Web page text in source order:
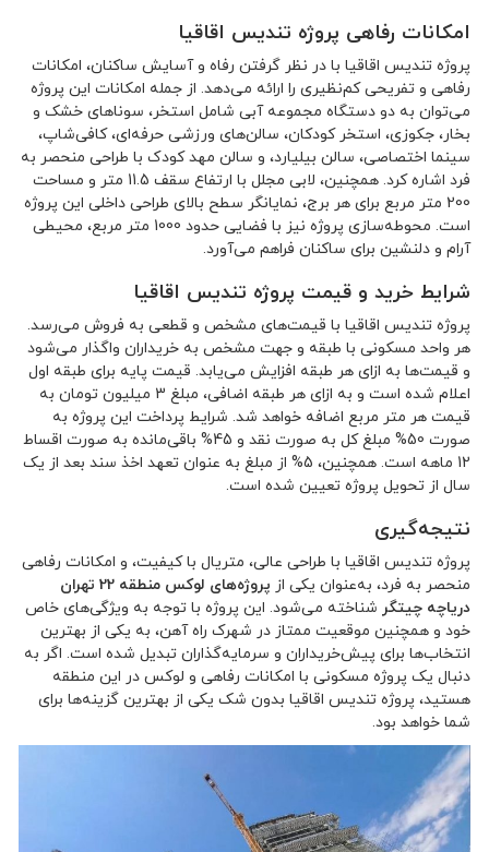
امکانات رفاهی پروژه تندیس اقاقیا
پروژه تندیس اقاقیا با در نظر گرفتن رفاه و آسایش ساکنان، امکانات
رفاهی و تفریحی کم‌نظیری را ارائه می‌دهد. از جمله امکانات این پروژه
می‌توان به دو دستگاه مجموعه آبی شامل استخر، سوناهای خشک و
بخار، جکوزی، استخر کودکان، سالن‌های ورزشی حرفه‌ای، کافی‌شاپ،
سینما اختصاصی، سالن بیلیارد، و سالن مهد کودک با طراحی منحصر به
فرد اشاره کرد. همچنین، لابی مجلل با ارتفاع سقف 11.5 متر و مساحت
200 متر مربع برای هر برج، نمایانگر سطح بالای طراحی داخلی این پروژه
است. محوطه‌سازی پروژه نیز با فضایی حدود 1000 متر مربع، محیطی
آرام و دلنشین برای ساکنان فراهم می‌آورد.
شرایط خرید و قیمت پروژه تندیس اقاقیا
پروژه تندیس اقاقیا با قیمت‌های مشخص و قطعی به فروش می‌رسد.
هر واحد مسکونی با طبقه و جهت مشخص به خریداران واگذار می‌شود
و قیمت‌ها به ازای هر طبقه افزایش می‌یابد. قیمت پایه برای طبقه اول
اعلام شده است و به ازای هر طبقه اضافی، مبلغ 3 میلیون تومان به
قیمت هر متر مربع اضافه خواهد شد. شرایط پرداخت این پروژه به
صورت 50% مبلغ کل به صورت نقد و 45% باقی‌مانده به صورت اقساط
12 ماهه است. همچنین، 5% از مبلغ به عنوان تعهد اخذ سند بعد از یک
سال از تحویل پروژه تعیین شده است.
نتیجه‌گیری
پروژه تندیس اقاقیا با طراحی عالی، متریال با کیفیت، و امکانات رفاهی
منحصر به فرد، به‌عنوان یکی از
پروژه‌های لوکس منطقه 22 تهران
دریاچه چیتگرشناخته می‌شود. این پروژه با توجه به ویژگی‌های خاص
خود و همچنین موقعیت ممتاز در شهرک راه آهن، به یکی از بهترین
انتخاب‌ها برای پیش‌خریداران و سرمایه‌گذاران تبدیل شده است. اگر به
دنبال یک پروژه مسکونی با امکانات رفاهی و لوکس در این منطقه
هستید، پروژه تندیس اقاقیا بدون شک یکی از بهترین گزینه‌ها برای
شما خواهد بود.